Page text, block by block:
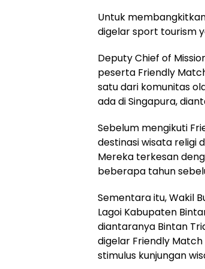
Untuk
digelar sport tourism
Deputy Chief of
peserta Friendly
satu dari komunitas
ada di Singapura,
Sebelum mengikuti
destinasi wisata religi
Mereka terkesan
beberapa tahun
Sementara itu, Wakil
Lagoi Kabupaten
diantaranya Bintan
digelar Friendly Match
stimulus kunjungan